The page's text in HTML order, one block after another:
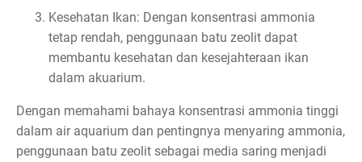
Kesehatan Ikan: Dengan konsentrasi ammonia
tetap rendah, penggunaan batu zeolit dapat
membantu kesehatan dan kesejahteraan ikan
dalam akuarium.
Dengan memahami bahaya konsentrasi ammonia tinggi
dalam air aquarium dan pentingnya menyaring ammonia,
penggunaan batu zeolit sebagai media saring menjadi